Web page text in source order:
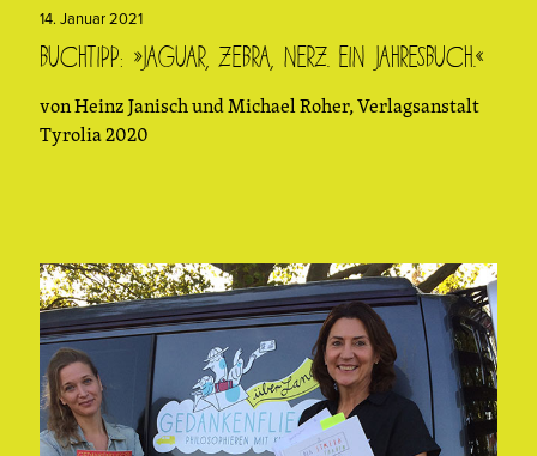
14. Januar 2021
Buchtipp: »Jaguar, Zebra, Nerz. Ein Jahresbuch.«
von Heinz Janisch und Michael Roher, Verlagsanstalt
Tyrolia 2020